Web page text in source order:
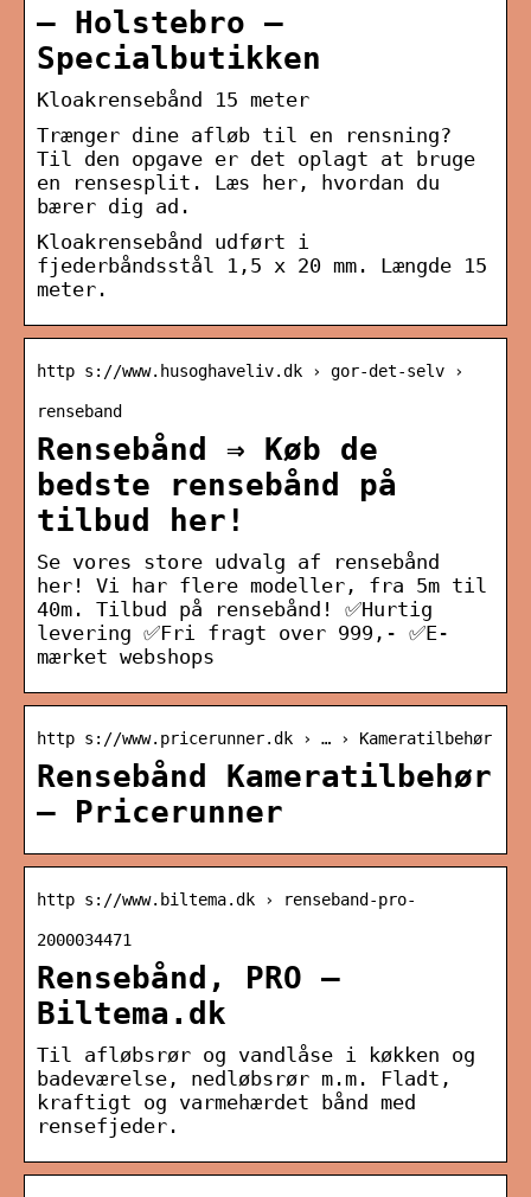
– Holstebro –
Specialbutikken
Kloakrensebånd 15 meter
Trænger dine afløb til en rensning?
Til den opgave er det oplagt at bruge
en rensesplit. Læs her, hvordan du
bærer dig ad.
Kloakrensebånd udført i
fjederbåndsstål 1,5 x 20 mm. Længde 15
meter.
http s://www.husoghaveliv.dk › gor-det-selv ›
renseband
Rensebånd ⇒ Køb de
bedste rensebånd på
tilbud her!
Se vores store udvalg af rensebånd
her! Vi har flere modeller, fra 5m til
40m. Tilbud på rensebånd! ✅Hurtig
levering ✅Fri fragt over 999,- ✅E-
mærket webshops
http s://www.pricerunner.dk › … › Kameratilbehør
Rensebånd Kameratilbehør
– Pricerunner
http s://www.biltema.dk › renseband-pro-
2000034471
Rensebånd, PRO –
Biltema.dk
Til afløbsrør og vandlåse i køkken og
badeværelse, nedløbsrør m.m. Fladt,
kraftigt og varmehærdet bånd med
rensefjeder.